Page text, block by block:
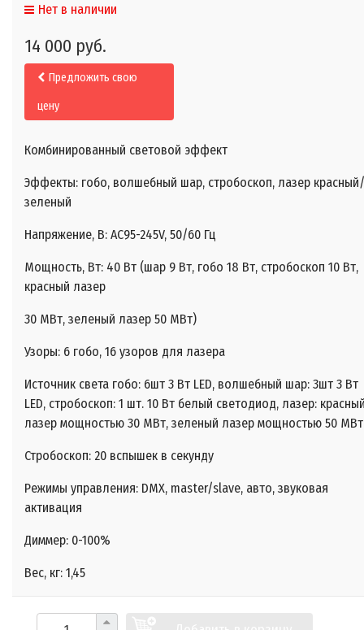
Нет в наличии
14 000 руб.
Предложить свою
цену
Комбинированный световой эффект
Эффекты: гобо, волшебный шар, стробоскоп, лазер красный/
зеленый
Напряжение, В: AC95-245V, 50/60 Гц
Мощность, Вт: 40 Вт (шар 9 Вт, гобо 18 Вт, стробоскоп 10 Вт,
красный лазер
30 МВт, зеленый лазер 50 МВт)
Узоры: 6 гобо, 16 узоров для лазера
Источник света гобо: 6шт 3 Вт LED, волшебный шар: 3шт 3 Вт
LED, стробоскоп: 1 шт. 10 Вт белый светодиод, лазер:
лазер мощностью 30 МВт, зеленый лазер мощностью 50 МВт
Стробоскоп: 20 вспышек в секунду
Режимы управления: DMX, master/slave, авто, звуковая
активация
Диммер: 0-100%
Вес, кг: 1,45